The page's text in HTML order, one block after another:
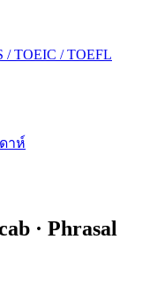
/ TOEIC / TOEFL
าห์
· Phrasal